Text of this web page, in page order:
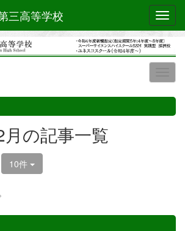
三高等学校
の記事一覧
10件